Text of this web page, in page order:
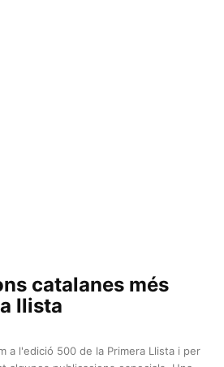
catalanes més
llista
a l'edició 500 de la Primera Llista i per